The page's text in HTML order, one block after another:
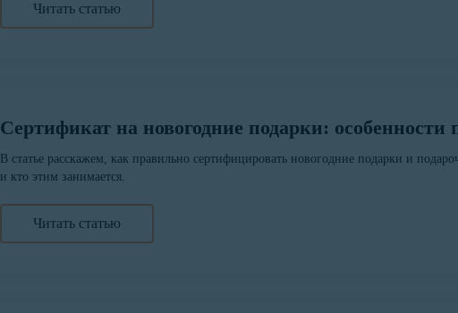
Читать статью
Сертификат на новогодние подарки: особенности
В статье расскажем, как правильно сертифицировать новогодние подарки и
и кто этим занимается.
Читать статью